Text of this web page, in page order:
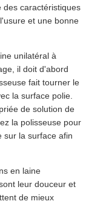
des caractéristiques
et une bonne
unilatéral à
il doit d'abord
fait tourner le
la surface polie.
de solution de
la polisseuse pour
sur la surface afin
en laine
leur douceur et
de mieux